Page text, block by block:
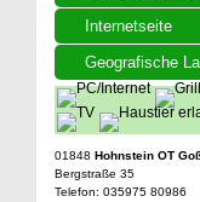
Internetseite
Geografische
01848 Hohnstein OT
Bergstraße 35
Telefon: 035975 80986